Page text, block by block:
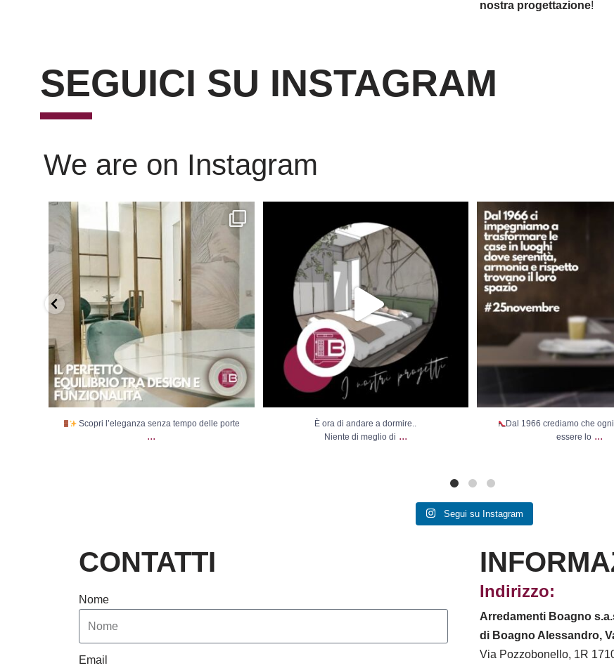
nostra progettazione!
SEGUICI SU INSTAGRAM
We are on Instagram
Scopri l’eleganza senza tempo delle porte...
Scopri l’eleganza senza tempo delle porte
...
Niente di meglio di
È ora di andare a dormire..
Niente di meglio di ...
Dal 1966 crediamo che ogni
Dal 1966 crediamo che
essere lo ...
Segui su Instagram
CONTATTI
Nome
Email
Indirizzo:
Arredamenti Boagno
di Boagno Alessandro,
Via Pozzobonello, 1R